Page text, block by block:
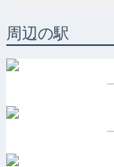
周辺の駅